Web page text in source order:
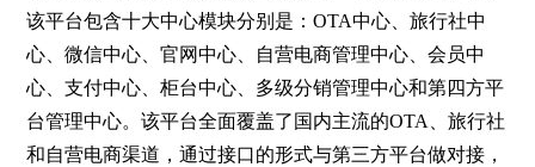
该平台包含十大中心模块分别是：OTA中心、旅行社中
心、微信中心、官网中心、自营电商管理中心、会员中
心、支付中心、柜台中心、多级分销管理中心和第四方平
台管理中心。该平台全面覆盖了国内主流的OTA、旅行社
和自营电商渠道，通过接口的形式与第三方平台做对接，